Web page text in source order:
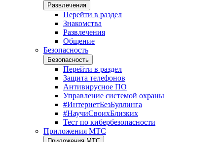
Развлечения
Перейти в раздел
Знакомства
Развлечения
Общение
Безопасность
Безопасность
Перейти в раздел
Защита телефонов
Антивирусное ПО
Управление системой охраны
#ИнтернетБезБуллинга
#НаучиСвоихБлизких
Тест по кибербезопасности
Приложения МТС